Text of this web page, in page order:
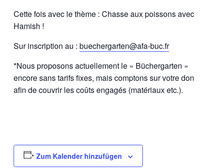
Cette fois avec le thème : Chasse aux poissons avec
Hamish !
Sur inscription au : buechergarten@afa-buc.fr
*Nous proposons actuellement le « Büchergarten »
encore sans tarifs fixes, mais comptons sur votre don
afin de couvrir les coûts engagés (matériaux etc.).
Zum Kalender hinzufügen